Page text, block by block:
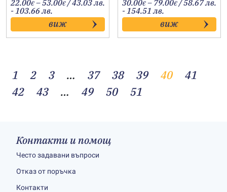
22.00€ –53.00€Price
range:
22.00€
through
53.00€
/ 43.03 лв.
- 103.66 лв.
виж
30.00€ – 79.00€Price
range:
30.00€
through
79.00€
/ 58.67 лв.
- 154.51 лв.
виж
1 2 3 … 37 38 39 40
41
42
43 … 49 50 51
Контакти и помощ
Често задавани въпроси
Отказ от поръчка
Контакти